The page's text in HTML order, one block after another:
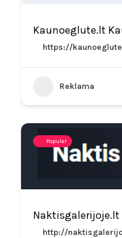
Kaunoeglute.lt
https://
Reklama
Popular
http://